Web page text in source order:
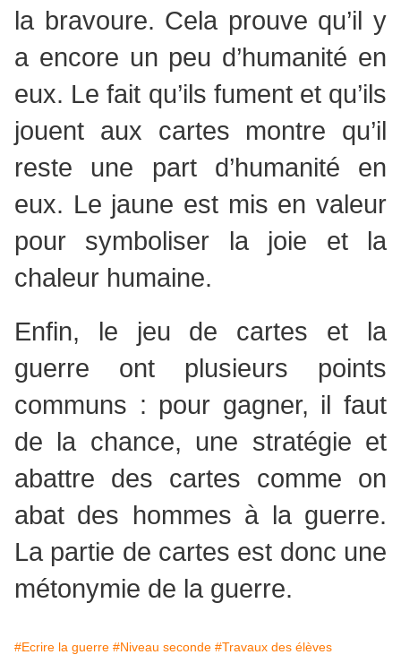
la bravoure. Cela prouve qu’il y
a encore un peu d’humanité en
eux. Le fait qu’ils fument et qu’ils
jouent aux cartes montre qu’il
reste une part d’humanité en
eux. Le jaune est mis en valeur
pour symboliser la joie et la
chaleur humaine.
Enfin, le jeu de cartes et la
guerre ont plusieurs points
communs : pour gagner, il faut
de la chance, une stratégie et
abattre des cartes comme on
abat des hommes à la guerre.
La partie de cartes est donc une
métonymie de la guerre.
#Ecrire la guerre #Niveau seconde #Travaux des élèves